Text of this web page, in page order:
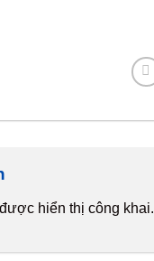
hiển thị công khai.